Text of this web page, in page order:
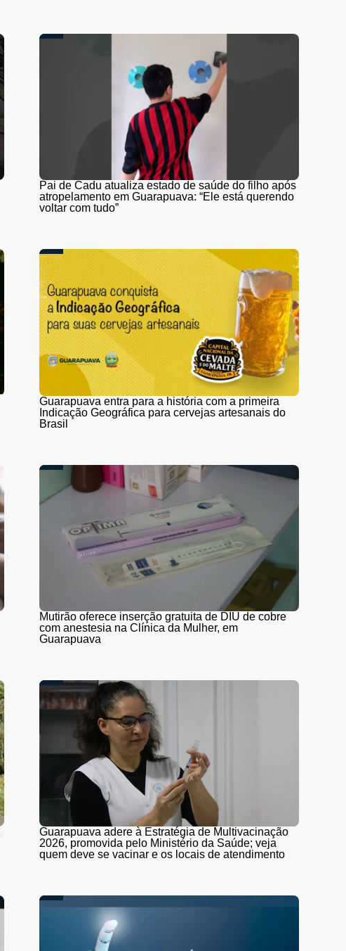
Pai de Cadu atualiza estado de saúde do filho após
atropelamento em Guarapuava: “Ele está querendo
voltar com tudo”
Guarapuava entra para a história com a primeira
Indicação Geográfica para cervejas artesanais do
Brasil
Mutirão oferece inserção gratuita de DIU de cobre
com anestesia na Clínica da Mulher, em
Guarapuava
Guarapuava adere à Estratégia de Multivacinação
2026, promovida pelo Ministério da Saúde; veja
quem deve se vacinar e os locais de atendimento